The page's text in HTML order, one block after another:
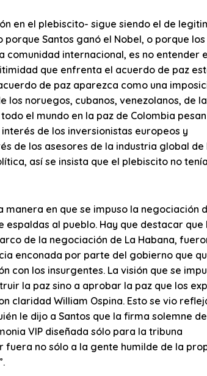
en el plebiscito- sigue siendo el de
Santos ganó el Nobel, o porque los
comunidad internacional, es no entender
que enfrenta el acuerdo de paz
de paz aparezca como una
los noruegos, cubanos, venezolanos, de
el mundo en la paz de Colombia
de los inversionistas europeos y
de los asesores de la industria global de
así se insista que el plebiscito no tenía
en que se impuso la negociación
al pueblo. Hay que destacar que
de la negociación de La Habana,
enconada por parte del gobierno que
con los insurgentes. La visión que se
la paz sino a aprobar la paz que los
claridad William Ospina. Esto se vio
le dijo a Santos que la firma solemne
VIP diseñada sólo para la tribuna
fuera no sólo a la gente humilde de la